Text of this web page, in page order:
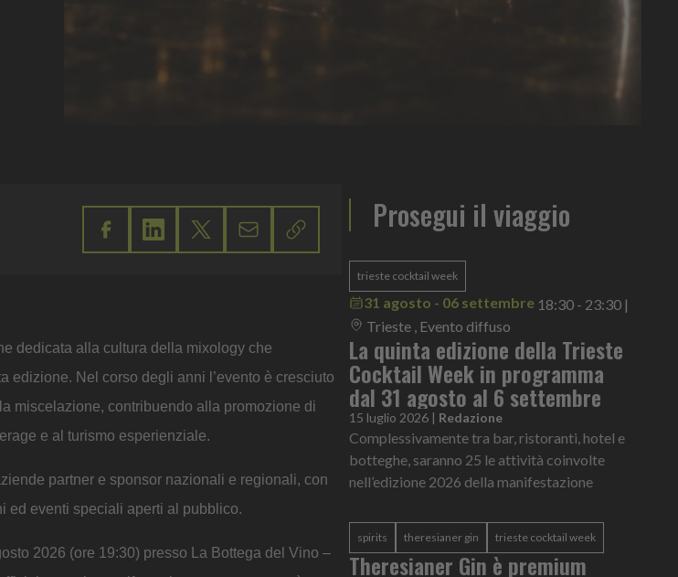
dedicata alla cultura della mixology che
edizione. Nel corso degli anni l’evento è cresciuto
miscelazione, contribuendo alla promozione di
e al turismo esperienziale.
partner e sponsor nazionali e regionali, con
ed eventi speciali aperti al pubblico.
2026 (ore 19:30) presso La Bottega del Vino –
Prosegui il viaggio
trieste cocktail week
31 agosto - 06 settembre 18:30 - 23:30 |
Trieste , Evento diffuso
La quinta edizione della Trieste
Cocktail Week in programma
dal 31 agosto al 6 settembre
15 luglio 2026 | Redazione
Complessivamente tra bar, ristoranti, hotel e
botteghe, saranno 25 le attività coinvolte
nell’edizione 2026 della manifestazione
spirits theresianer gin trieste cocktail week
Theresianer Gin è premium